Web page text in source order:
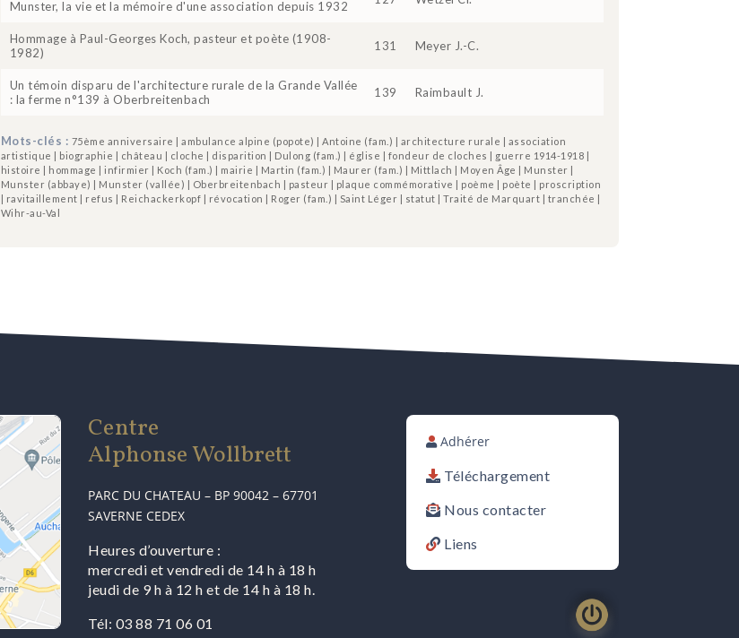
Munster, la vie et la mémoire d'une association depuis 1932
Hommage à Paul-Georges Koch, pasteur et poète (1908-
1982)
131 Meyer J.-C.
Un témoin disparu de l'architecture rurale de la Grande Vallée
: la ferme n°139 à Oberbreitenbach
139 Raimbault J.
Mots-clés : 75ème anniversaire | ambulance alpine (popote) | Antoine (fam.) | architecture rurale | association
artistique | biographie | château | cloche | disparition | Dulong (fam.) | église | fondeur de cloches | guerre 1914-1918 |
histoire | hommage | infirmier | Koch (fam.) | mairie | Martin (fam.) | Maurer (fam.) | Mittlach | Moyen Âge | Munster |
Munster (abbaye) | Munster (vallée) | Oberbreitenbach | pasteur | plaque commémorative | poème | poète | proscription
| ravitaillement | refus | Reichackerkopf | révocation | Roger (fam.) | Saint Léger | statut | Traité de Marquart | tranchée |
Wihr-au-Val
Centre
Alphonse Wollbrett
PARC DU CHATEAU – BP 90042 – 67701
SAVERNE CEDEX
Heures d’ouverture :
mercredi et vendredi de 14 h à 18 h
jeudi de 9 h à 12 h et de 14 h à 18 h.
Tél: 03 88 71 06 01
Adhérer
Téléchargement
Nous contacter
Liens